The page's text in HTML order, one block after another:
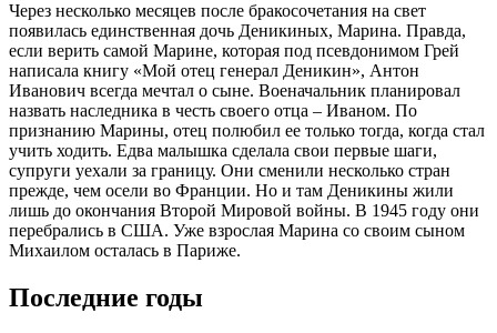
Через несколько месяцев после бракосочетания на свет
появилась единственная дочь Деникиных, Марина. Правда,
если верить самой Марине, которая под псевдонимом Грей
написала книгу «Мой отец генерал Деникин», Антон
Иванович всегда мечтал о сыне. Военачальник планировал
назвать наследника в честь своего отца – Иваном. По
признанию Марины, отец полюбил ее только тогда, когда стал
учить ходить. Едва малышка сделала свои первые шаги,
супруги уехали за границу. Они сменили несколько стран
прежде, чем осели во Франции. Но и там Деникины жили
лишь до окончания Второй Мировой войны. В 1945 году они
перебрались в США. Уже взрослая Марина со своим сыном
Михаилом осталась в Париже.
Последние годы